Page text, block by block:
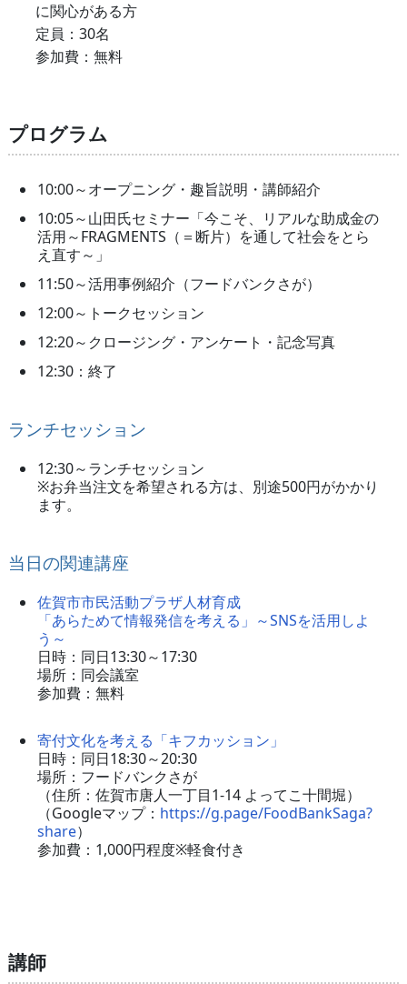
に関心がある方
定員：30名
参加費：無料
プログラム
10:00～オープニング・趣旨説明・講師紹介
10:05～山田氏セミナー「今こそ、リアルな助成金の
活用～FRAGMENTS（＝断片）を通して社会をとら
え直す～」
11:50～活用事例紹介（フードバンクさが）
12:00～トークセッション
12:20～クロージング・アンケート・記念写真
12:30：終了
ランチセッション
12:30～ランチセッション
※お弁当注文を希望される方は、別途500円がかかり
ます。
当日の関連講座
佐賀市市民活動プラザ人材育成
「あらためて情報発信を考える」～SNSを活用しよ
う～
日時：同日13:30～17:30
場所：同会議室
参加費：無料
寄付文化を考える「キフカッション」
日時：同日18:30～20:30
場所：フードバンクさが
（住所：佐賀市唐人一丁目1-14 よってこ十間堀）
（Googleマップ： https://g.page/FoodBankSaga?
share）
参加費：1,000円程度※軽食付き
講師